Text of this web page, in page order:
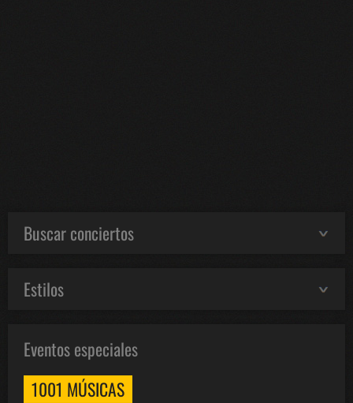
Buscar conciertos
Estilos
Eventos especiales
1001 MÚSICAS